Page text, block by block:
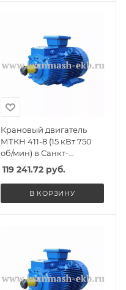
Крановый двигатель
МТКН 411-8 (15 кВт 750
об/мин) в Санкт-
Петербурге, Спб
119 241.72руб.
В КОРЗИНУ